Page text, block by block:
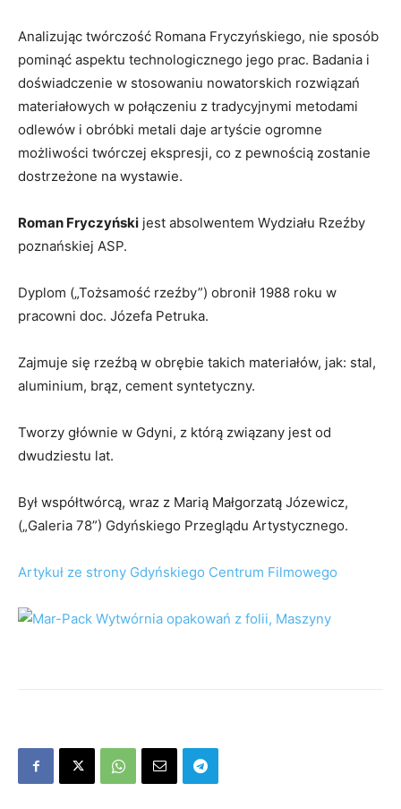
Analizując twórczość Romana Fryczyńskiego, nie sposób
pominąć aspektu technologicznego jego prac. Badania i
doświadczenie w stosowaniu nowatorskich rozwiązań
materiałowych w połączeniu z tradycyjnymi metodami
odlewów i obróbki metali daje artyście ogromne
możliwości twórczej ekspresji, co z pewnością zostanie
dostrzeżone na wystawie.
Roman Fryczyński jest absolwentem Wydziału Rzeźby
poznańskiej ASP.
Dyplom („Tożsamość rzeźby”) obronił 1988 roku w
pracowni doc. Józefa Petruka.
Zajmuje się rzeźbą w obrębie takich materiałów, jak: stal,
aluminium, brąz, cement syntetyczny.
Tworzy głównie w Gdyni, z którą związany jest od
dwudziestu lat.
Był współtwórcą, wraz z Marią Małgorzatą Józewicz,
(„Galeria 78”) Gdyńskiego Przeglądu Artystycznego.
Artykuł ze strony Gdyńskiego Centrum Filmowego